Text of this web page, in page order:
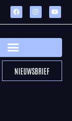
NIEUWSBRIEF